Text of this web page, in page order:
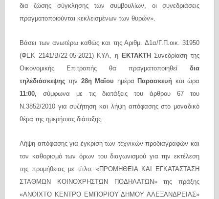
δια ζώσης σύγκλησης των συμβουλίων, οι συνεδριάσεις
πραγματοποιούνται κεκλεισμένων των θυρών».
Βάσει των ανωτέρω καθώς και της Αριθμ. Δ1α/Γ.Π.οικ. 31950
(ΦΕΚ 2141/Β/22-05-2021) ΚΥΑ, η ΕΚΤΑΚΤΗ Συνεδρίαση της
Οικονομικής Επιτροπής θα πραγματοποιηθεί δια
τηλεδιάσκεψηςτην 28η Μαΐου ημέρα Παρασκευή και ώρα
11:00, σύμφωνα με τις διατάξεις του άρθρου 67 του
Ν.3852/2010 για συζήτηση και λήψη απόφασης στο μοναδικό
θέμα της ημερήσιας διάταξης:
Λήψη απόφασης για έγκριση των τεχνικών προδιαγραφών και
τον καθορισμό των όρων του διαγωνισμού για την εκτέλεση
της προμήθειας με τίτλο: «ΠΡΟΜΗΘΕΙΑ ΚΑΙ ΕΓΚΑΤΑΣΤΑΣΗ
ΣΤΑΘΜΩΝ ΚΟΙΝΟΧΡΗΣΤΩΝ ΠΟΔΗΛΑΤΩΝ» της πράξης
«ΑΝΟΙΧΤΟ ΚΕΝΤΡΟ ΕΜΠΟΡΙΟΥ ΔΗΜΟΥ ΑΛΕΞΑΝΔΡΕΙΑΣ»